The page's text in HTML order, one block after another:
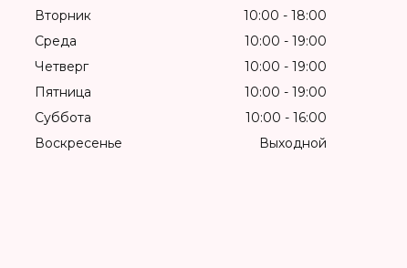
Вторник
10:00
18:00
Среда
10:00
19:00
Четверг
10:00
19:00
Пятница
10:00
19:00
Суббота
10:00
16:00
Воскресенье
Выходной